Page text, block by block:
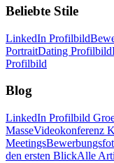
Beliebte Stile
LinkedIn Profilbild
PortraitDating Profilbild
Profilbild
Blog
LinkedIn Profilbild
MasseVideokonferenz
Meetings
den ersten BlickAlle